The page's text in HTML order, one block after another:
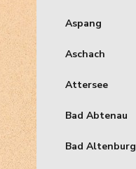
Aspang
Aschach
Attersee
Bad Abtenau
Bad Altenburg